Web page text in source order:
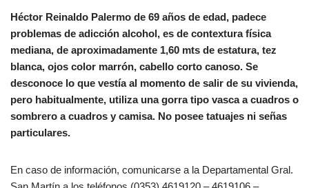
d
e
a
u
d
i
o
Héctor Reinaldo Palermo de 69 años de edad, padece
problemas de adicción alcohol, es de contextura física
mediana, de aproximadamente 1,60 mts de estatura, tez
blanca, ojos color marrón, cabello corto canoso. Se
desconoce lo que vestía al momento de salir de su vivienda,
pero habitualmente, utiliza una gorra tipo vasca a cuadros o
sombrero a cuadros y camisa. No posee tatuajes ni señas
particulares.
En caso de información, comunicarse a la Departamental Gral.